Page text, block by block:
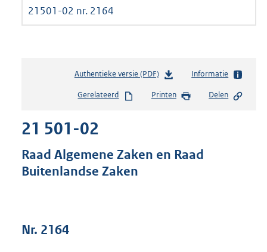
21501-02 nr. 2164
Authentieke versie (PDF)b
s
s
Informatie
Gerelateerd Printen Delen
21 501-02
Raad Algemene Zaken en Raad
Buitenlandse Zaken
Nr. 2164